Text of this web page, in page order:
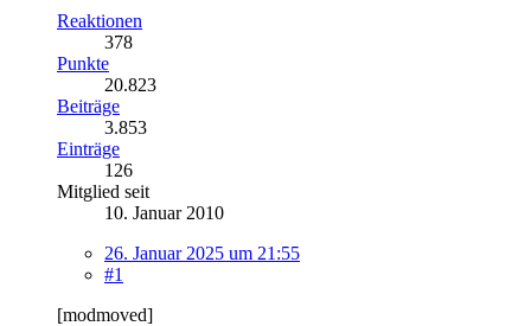
Reaktionen
378
Punkte
20.823
Beiträge
3.853
Einträge
126
Mitglied seit
10. Januar 2010
26. Januar 2025 um 21:55
#1
[modmoved]